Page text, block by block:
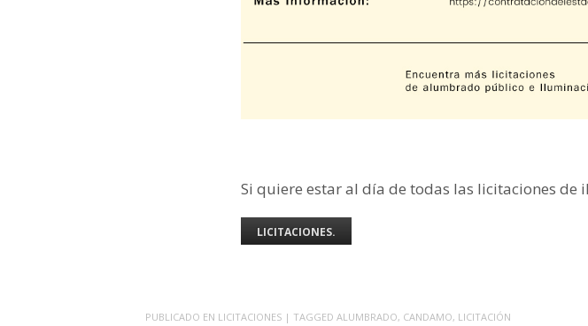
Si quiere estar al día de todas las licitaciones de
LICITACIONES.
PUBLICADO EN LICITACIONES | TAGGED ALUMBRADO, CANDAMO, LICITACIÓN